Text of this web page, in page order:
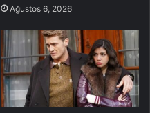
Ağustos 6, 2026